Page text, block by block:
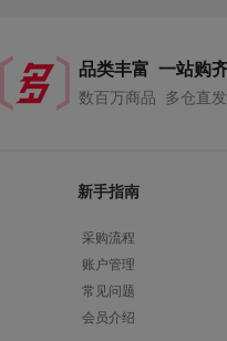
品类丰富 一站购
数百万商品 多仓直发
新手指南
采购流程
账户管理
常见问题
会员介绍